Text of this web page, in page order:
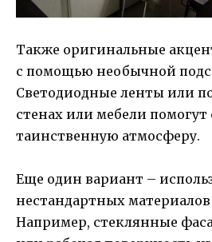
Также оригинальные
с помощью необычной
Светодиодные ленты или
стенах или мебели
таинственную атмосферу.
Еще один вариант –
нестандартных материалов
Например, стеклянные